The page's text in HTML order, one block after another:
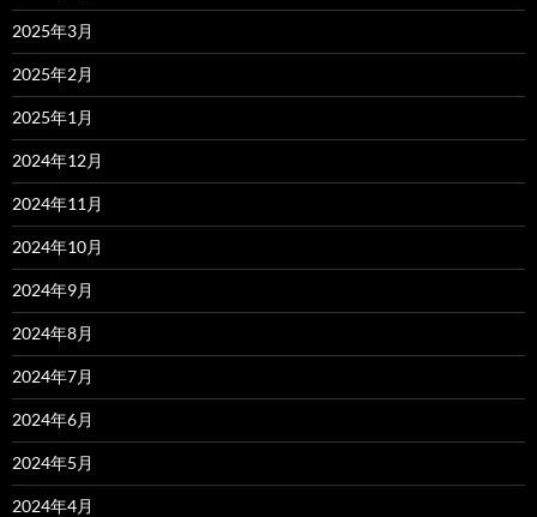
2025年3月
2025年2月
2025年1月
2024年12月
2024年11月
2024年10月
2024年9月
2024年8月
2024年7月
2024年6月
2024年5月
2024年4月